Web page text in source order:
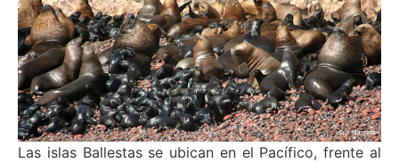
Las islas Ballestas se ubican en el Pacífico, frente al